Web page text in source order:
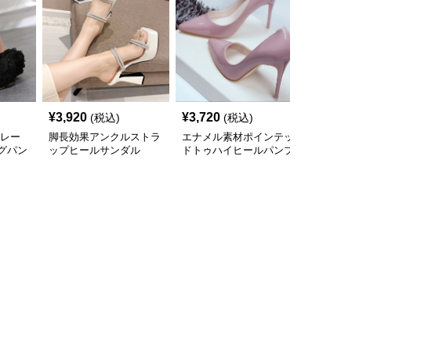
ー
パン
¥3,920 (税込)
脚長効果アンクルストラ
ップヒールサンダル
¥3,720 (税込)
エナメル素材ポインテッ
ドトゥハイヒールパンプ